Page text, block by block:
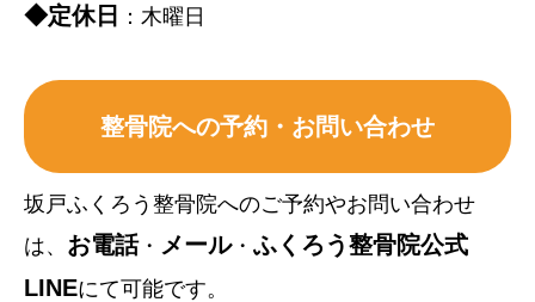
◆定休日 ：木曜日
整骨院への予約・お問い合わせ
坂戸ふくろう整骨院へのご予約やお問い合わせ
は、 お電話・ メール・ ふくろう整骨院公式
LINEにて可能です。